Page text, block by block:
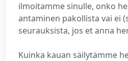
ilmoitamme sinulle, onko
antaminen pakollista vai ei
seurauksista, jos et anna
Kuinka kauan säilytämme